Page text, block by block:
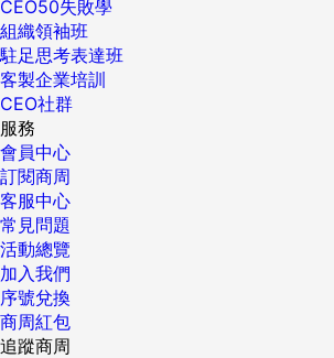
CEO50失敗學
組織領袖班
駐足思考表達班
客製企業培訓
CEO社群
服務
會員中心
訂閱商周
客服中心
常見問題
活動總覽
加入我們
序號兌換
商周紅包
追蹤商周